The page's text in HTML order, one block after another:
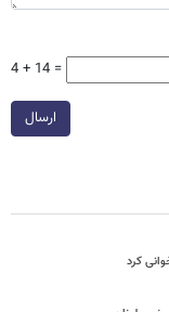
4 + 14 =
ارسال